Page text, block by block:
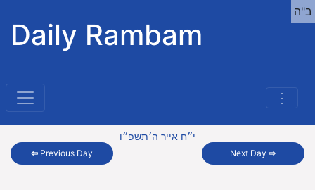
Daily Rambam
⋮
ב"ה
⇦ Previous Day
י״ח אייר ה׳תשפ״ו
Next Day⇨